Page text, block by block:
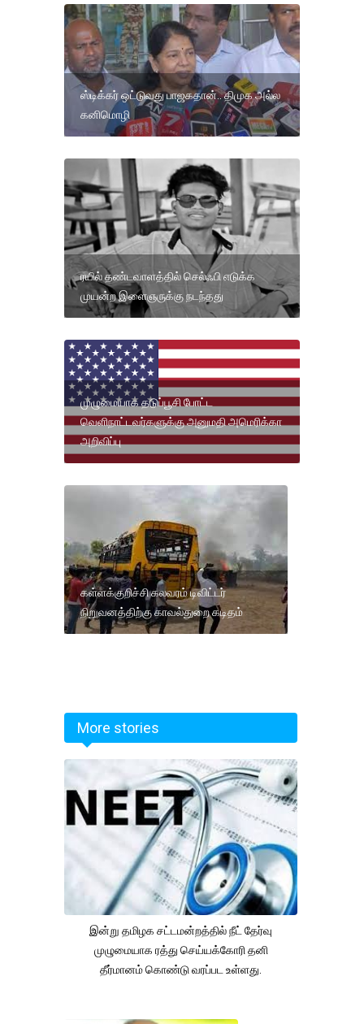
ஸ்டிக்கர் ஒட்டுவது பாஜகதான்.. திமுக அல்ல
கனிமொழி
ரயில் தண்டவாளத்தில் செல்ஃபி எடுக்க
முயன்ற இளைஞருக்கு நடந்தது
முழுமையாக தடுப்பூசி போட்ட
வெளிநாட்டவர்களுக்கு அனுமதி அமெரிக்கா
அறிவிப்பு
கள்ளக்குறிச்சி கலவரம் டிவிட்டர்
நிறுவனத்திற்கு காவல்துறை கடிதம்
More stories
இன்று தமிழக சட்டமன்றத்தில் நீட் தேர்வு
முழுமையாக ரத்து செய்யக்கோரி தனி
தீர்மானம் கொண்டு வரப்பட உள்ளது.